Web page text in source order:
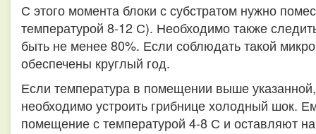
С этого момента блоки с субстратом нужно
температурой 8-12 С). Необходимо также
быть не менее 80%. Если соблюдать такой
обеспечены круглый год.
Если температура в помещении выше
необходимо устроить грибнице холодный шок.
помещение с температурой 4-8 С и оставляют